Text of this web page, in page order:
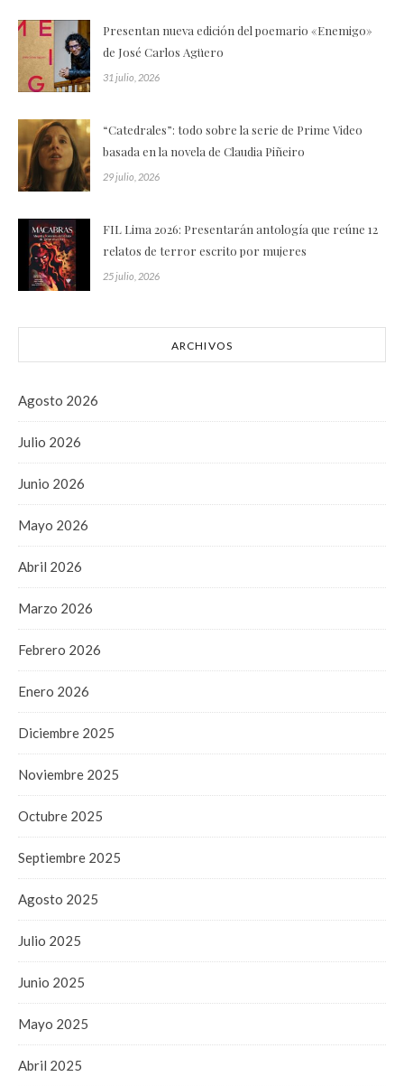
Presentan nueva edición del poemario «Enemigo»
de José Carlos Agüero
31 julio, 2026
“Catedrales”: todo sobre la serie de Prime Video
basada en la novela de Claudia Piñeiro
29 julio, 2026
FIL Lima 2026: Presentarán antología que reúne 12
relatos de terror escrito por mujeres
25 julio, 2026
ARCHIVOS
Agosto 2026
Julio 2026
Junio 2026
Mayo 2026
Abril 2026
Marzo 2026
Febrero 2026
Enero 2026
Diciembre 2025
Noviembre 2025
Octubre 2025
Septiembre 2025
Agosto 2025
Julio 2025
Junio 2025
Mayo 2025
Abril 2025